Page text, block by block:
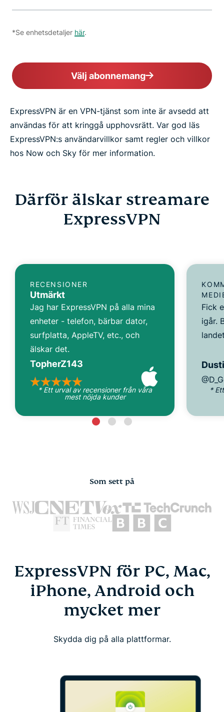
*Se enhetsdetaljer här.
Välj abonnemang
ExpressVPN är en VPN-tjänst som inte är avsedd att
användas för att kringgå upphovsrätt. Var god läs
ExpressVPN:s användarvillkor samt regler och villkor
hos Now och Sky för mer information.
Därför älskar streamare
ExpressVPN
RECENSIONER
Utmärkt
Jag har ExpressVPN på alla mina
enheter - telefon, bärbar dator,
surfplatta, AppleTV, etc., och
älskar det.
TopherZ143
* Ett urval av recensioner från våra
mest nöjda kunder
Fick
igår.
*
Som sett på
ExpressVPN för PC, Mac,
iPhone, Android och
mycket mer
Skydda dig på alla plattformar.